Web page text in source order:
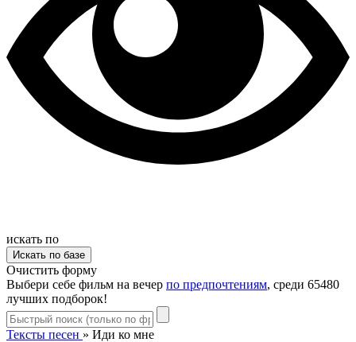
искать по
Очистить форму
Выбери себе фильм на вечер по предпочтениям, среди 65480
лучших подборок!
Тексты песен » Иди ко мне